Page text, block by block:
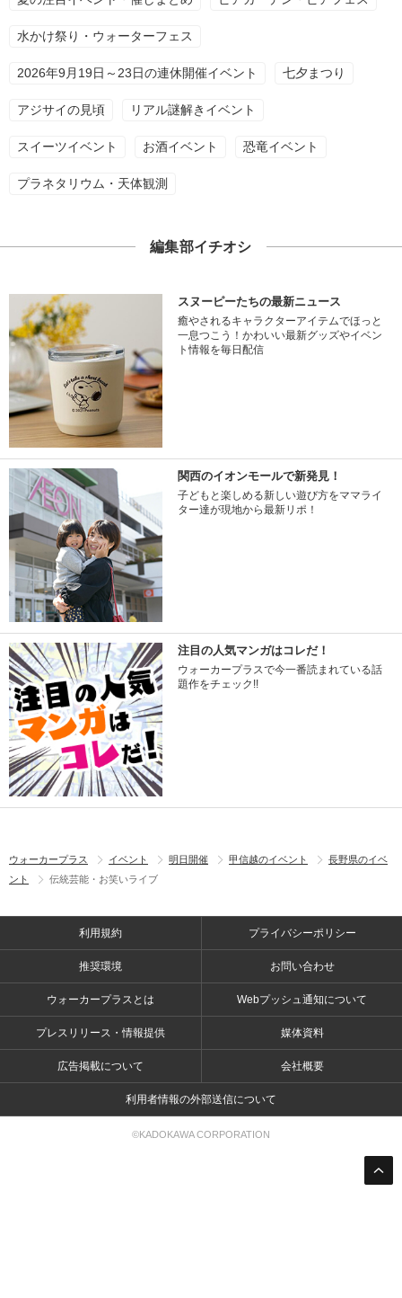
水かけ祭り・ウォーターフェス
2026年9月19日～23日の連休開催イベント 七夕まつり
アジサイの見頃 リアル謎解きイベント
スイーツイベント お酒イベント 恐竜イベント
プラネタリウム・天体観測
編集部イチオシ
スヌーピーたちの最新ニュース
癒やされるキャラクターアイテムでほっと
一息つこう！かわいい最新グッズやイベン
ト情報を毎日配信
関西のイオンモールで新発見！
子どもと楽しめる新しい遊び方をママライ
ター達が現地から最新リポ！
注目の人気マンガはコレだ！
ウォーカープラスで今一番読まれている話
題作をチェック!!
ウォーカープラス イベント 明日開催 甲信越のイベント
長野県のイベ
ント
伝統芸能・お笑いライブ
利用規約 プライバシーポリシー
推奨環境 お問い合わせ
ウォーカープラスとは Webプッシュ通知について
プレスリリース・情報提供 媒体資料
広告掲載について 会社概要
利用者情報の外部送信について
©KADOKAWA CORPORATION